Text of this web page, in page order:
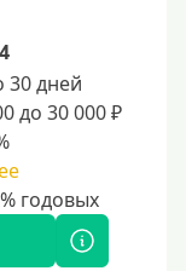
4
30 дней
до 30 000 ₽